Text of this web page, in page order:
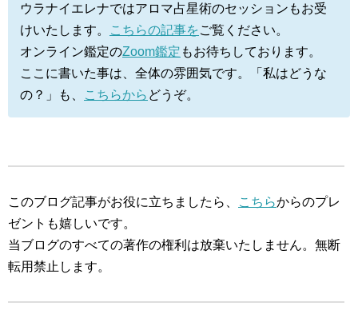
ウラナイエレナではアロマ占星術のセッションもお受
けいたします。
こちらの記事をご覧ください。
オンライン鑑定のZoom鑑定 もお待ちしております。
ここに書いた事は、全体の雰囲気です。「私はどうな
の？」も、
こちらから どうぞ。
このブログ記事がお役に立ちましたら、 こちらからのプレ
ゼントも嬉しいです。
当ブログのすべての著作の権利は放棄いたしません。無断
転用禁止します。